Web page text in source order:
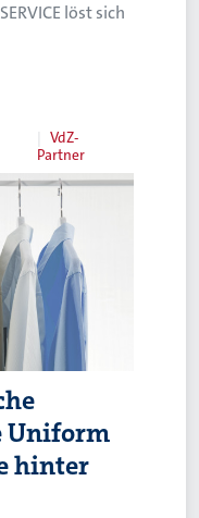
löst sich
VdZ-
Partner
Uniform
hinter